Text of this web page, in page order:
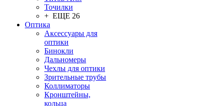
Точилки
+ ЕЩЕ 26
Оптика
Аксессуары для
оптики
Бинокли
Дальномеры
Чехлы для оптики
Зрительные трубы
Коллиматоры
Кронштейны,
кольца